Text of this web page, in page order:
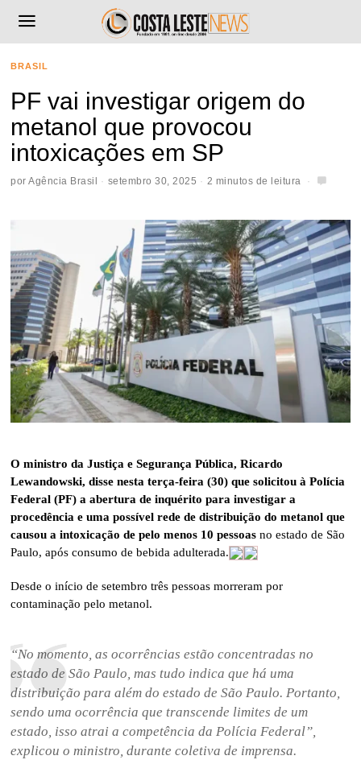
BRASIL
PF vai investigar origem do
metanol que provocou
intoxicações em SP
porAgência Brasil setembro 30, 2025 2 minutos de leitura
O ministro da Justiça e Segurança Pública, Ricardo
Lewandowski, disse nesta terça-feira (30) que solicitou à Polícia
Federal (PF) a abertura de inquérito para investigar a
procedência e uma possível rede de distribuição do metanol que
causou a intoxicação de pelo menos 10 pessoasno estado de São
Paulo, após consumo de bebida adulterada.
Desde o início de setembro três pessoas morreram por
contaminação pelo metanol.
“No momento, as ocorrências estão concentradas no
estado de São Paulo, mas tudo indica que há uma
distribuição para além do estado de São Paulo. Portanto,
sendo uma ocorrência que transcende limites de um
estado, isso atrai a competência da Polícia Federal”,
explicou o ministro, durante coletiva de imprensa.